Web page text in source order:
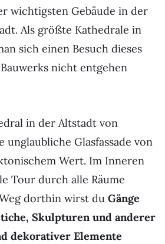
wichtigsten Gebäude in der
Als größte Kathedrale in
sich einen Besuch dieses
nicht entgehen
in der Altstadt von
unglaubliche Glasfassade von
Wert. Im Inneren
Tour durch alle Räume
dorthin wirst du Gänge
Skulpturen und anderer
dekorativer Elemente